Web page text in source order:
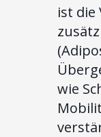
ist die
wie